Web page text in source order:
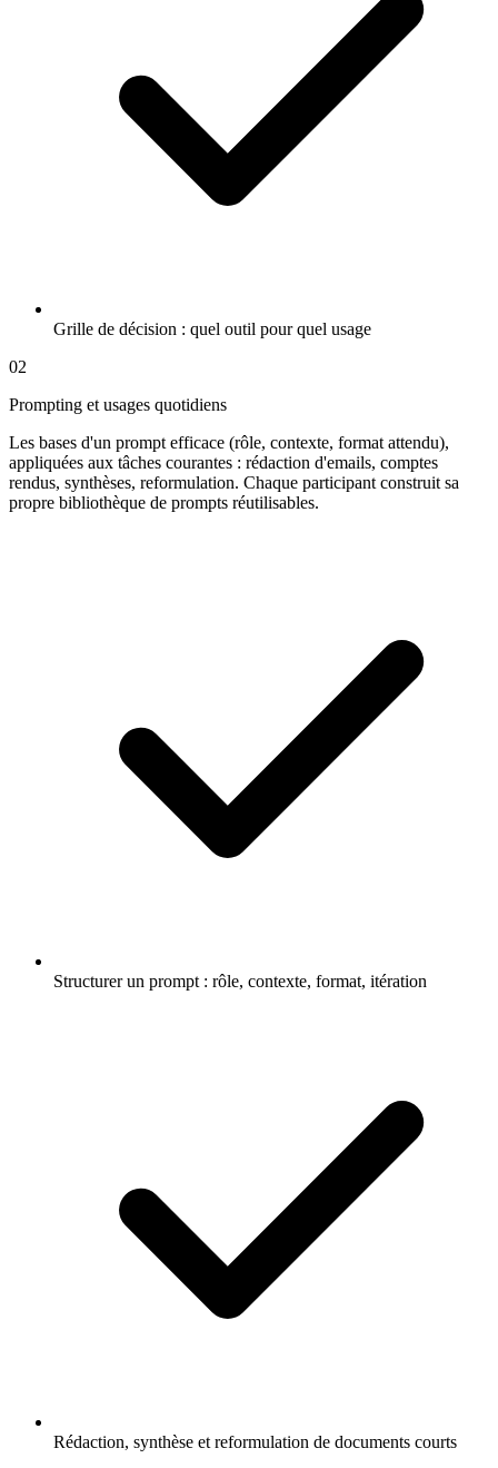
Grille de décision : quel outil pour quel usage
02
Prompting et usages quotidiens
Les bases d'un prompt efficace (rôle, contexte, format attendu),
appliquées aux tâches courantes : rédaction d'emails, comptes
rendus, synthèses, reformulation. Chaque participant construit sa
propre bibliothèque de prompts réutilisables.
Structurer un prompt : rôle, contexte, format, itération
Rédaction, synthèse et reformulation de documents courts